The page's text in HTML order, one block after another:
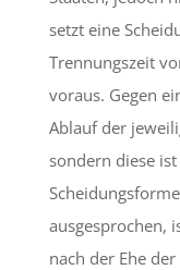
setzt eine
Trennungszeit
voraus. Gegen
Ablauf der
sondern diese
ausgesprochen,
nach der Ehe